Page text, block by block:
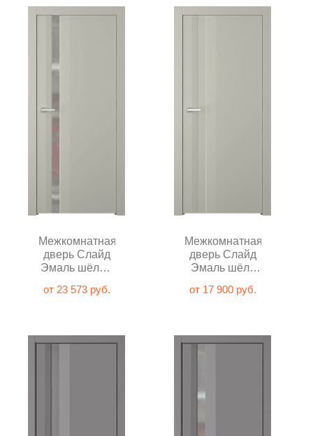
Межкомнатная
дверь Слайд
Эмаль шёлк с
от 23 573 руб.
Межкомнатная
дверь Слайд
Эмаль шёлк
от 17 900 руб.